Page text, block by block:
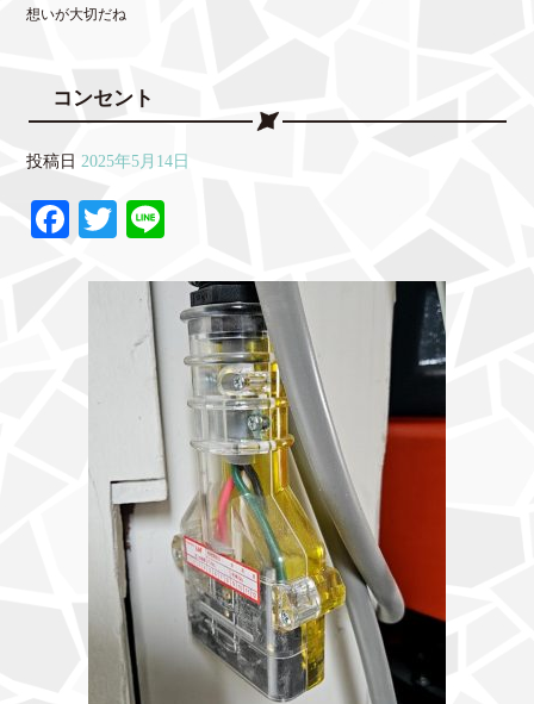
想いが大切だね
コンセント
投稿日 2025年5月14日
Fa
bo
T
tte